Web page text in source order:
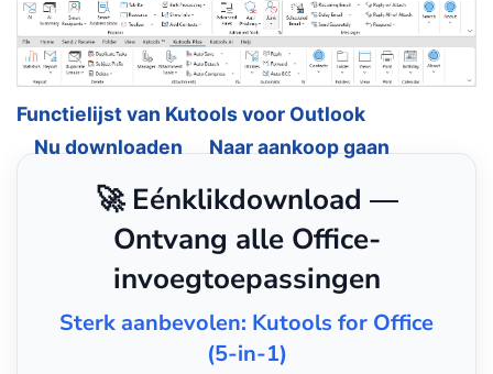
Functielijst van Kutools voor Outlook
Nu downloaden
Naar aankoop gaan
🚀 Eénklikdownload —
Ontvang alle Office-
invoegtoepassingen
Sterk aanbevolen: Kutools for Office
(5-in-1)